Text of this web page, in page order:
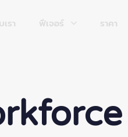
รา ฟีเจอร์ ราคา